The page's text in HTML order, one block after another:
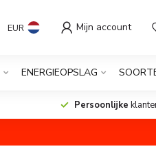
EUR Mijn account
ENERGIEOPSLAG
Persoonlijke